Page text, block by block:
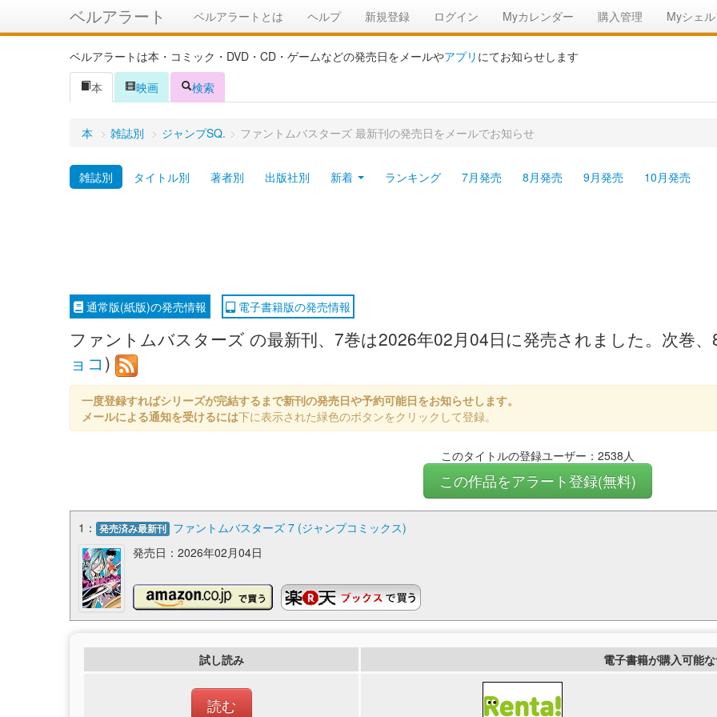
ベルアラート ベルアラートとは ヘルプ 新規登録 ログイン Myカレンダー 購入管理 Myシェ
ベルアラートは本・コミック・DVD・CD・ゲームなどの発売日をメールやアプリ にてお知らせします
本
映画 検索
本 > 雑誌別 > ジャンプSQ. > ファントムバスターズ 最新刊の発売日をメールでお知らせ
雑誌別 タイトル別 著者別 出版社別 新着 ランキング 7月発売 8月発売 9月発売 10月発売
通常版(紙版)の発売情報 電子書籍版の発売情報
ファントムバスターズ の最新刊、7巻は2026年02月04日に発売されました。次巻
ョコ )
一度登録すればシリーズが完結するまで新刊の発売日や予約可能日をお知らせします。
メールによる通知を受けるには下に表示された緑色のボタンをクリックして登録。
このタイトルの登録ユーザー：2538人
この作品をアラート登録(無料)
1： 発売済み最新刊 ファントムバスターズ 7 (ジャンプコミックス)
発売日：2026年02月04日
試し読み 電子書籍が購入可能
読む